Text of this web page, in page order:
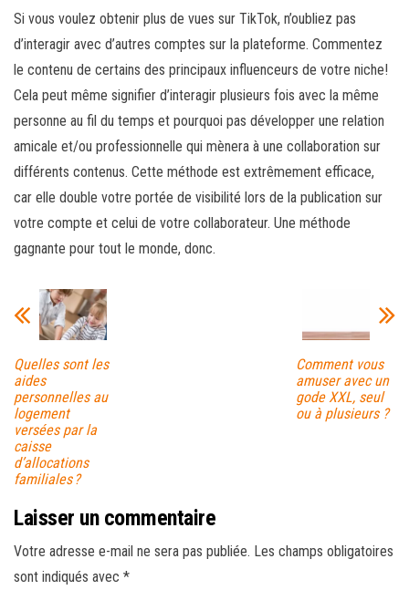
Si vous voulez obtenir plus de vues sur TikTok, n’oubliez pas
d’interagir avec d’autres comptes sur la plateforme. Commentez
le contenu de certains des principaux influenceurs de votre niche!
Cela peut même signifier d’interagir plusieurs fois avec la même
personne au fil du temps et pourquoi pas développer une relation
amicale et/ou professionnelle qui mènera à une collaboration sur
différents contenus. Cette méthode est extrêmement efficace,
car elle double votre portée de visibilité lors de la publication sur
votre compte et celui de votre collaborateur. Une méthode
gagnante pour tout le monde, donc.
Quelles sont les
aides
personnelles au
logement
versées par la
caisse
d’allocations
familiales ?
Comment vous
amuser avec un
gode XXL, seul
ou à plusieurs ?
Laisser un commentaire
Votre adresse e-mail ne sera pas publiée. Les champs obligatoires
sont indiqués avec *